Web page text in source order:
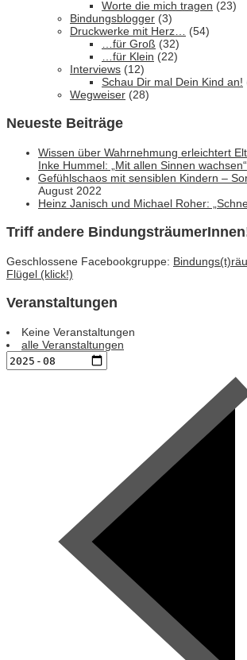
Worte die mich tragen (23)
Bindungsblogger (3)
Druckwerke mit Herz…
(54)
…für Groß (32)
…für Klein (22)
Interviews (12)
Schau Dir mal Dein Kind an!
Wegweiser (28)
Neueste Beiträge
Wissen über Wahrnehmung erleichtert
Inke Hummel: „Mit allen Sinnen wachsen“
Gefühlschaos mit sensiblen Kindern –
August 2022
Heinz Janisch und Michael Roher:
Triff andere
Geschlossene Facebookgruppe:
Flügel (klick!)
Veranstaltungen
Keine Veranstaltungen
alle Veranstaltungen